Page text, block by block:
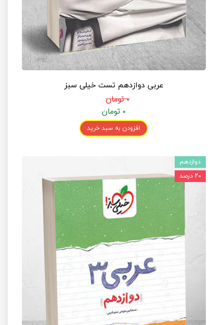
عربی دوازدهم تست خیلی سبز
۰ تومان
۰ تومان
افزودن به سبد خرید
دوازدهم
۲۰ درصد